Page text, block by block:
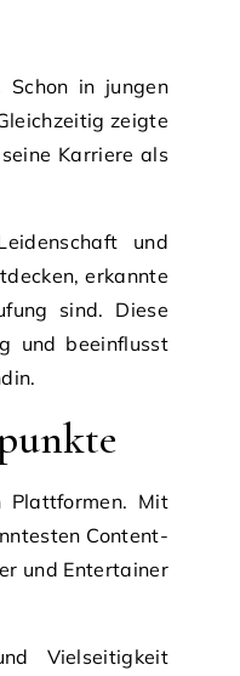
in jungen
zeigte
Karriere als
und
erkannte
sind. Diese
und beeinflusst
Plattformen. Mit
Content-
und Entertainer
Vielseitigkeit